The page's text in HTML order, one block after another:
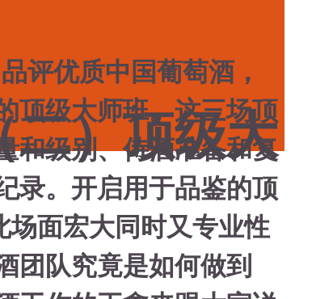
二）顶级大
评优质中国葡萄酒，
顶级大师班。这三场顶
和级别、侍酒准备和复
录。开启用于品鉴的顶
面宏大同时又专业性
团队究竟是如何做到